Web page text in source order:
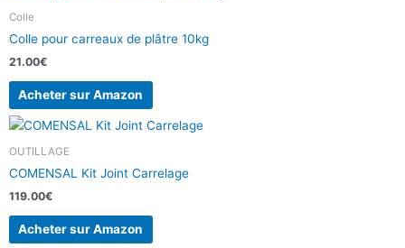
Colle
Colle pour carreaux de plâtre 10kg
21.00€
Acheter sur Amazon
OUTILLAGE
COMENSAL Kit Joint Carrelage
119.00€
Acheter sur Amazon